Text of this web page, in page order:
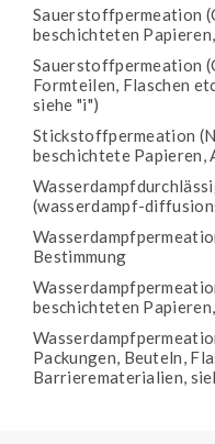
Sauerstoffpermeation
beschichteten
Sauerstoffpermeation
Formteilen, Flaschen
siehe "i")
Stickstoffpermeation
beschichtete Papieren,
(wasserdampf-
Bestimmung
beschichteten
Packungen, Beuteln,
Barrierematerialien,